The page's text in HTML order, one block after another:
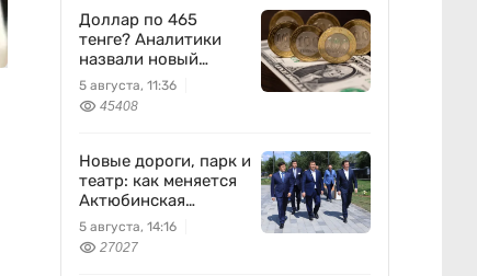
Доллар по 465
тенге? Аналитики
назвали новый
диапазон
5 августа, 11:36
45408
Новые дороги, парк и
театр: как меняется
Актюбинская
область
5 августа, 14:16
27027